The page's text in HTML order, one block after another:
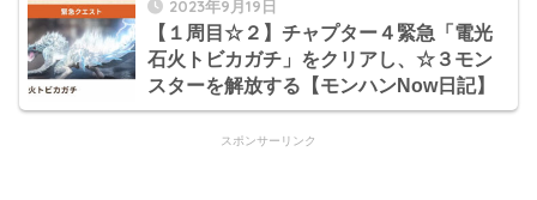
2023年9月19日
【１周目☆２】チャプター４緊急「電光
石火トビカガチ」をクリアし、☆３モン
スターを解放する【モンハンNow日記】
スポンサーリンク